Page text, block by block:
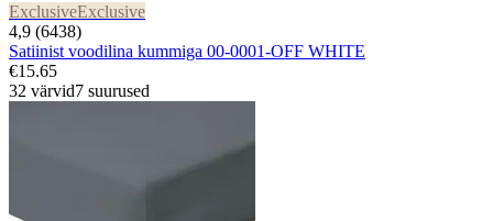
ExclusiveExclusive
4,9 (6438)
Satiinist voodilina kummiga 00-0001-OFF WHITE
€15.65
32 värvid7 suurused